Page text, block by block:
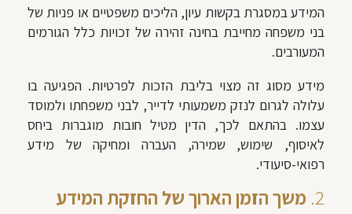
המידע במסגרת בקשות עיון, הליכים משפטיים או פניות של
בני משפחה מחייבת בחינה זהירה של זכויות כלל הגורמים
המעורבים.
מידע מסוג זה מצוי בליבת הזכות לפרטיות. הפגיעה בו
עלולה לגרום לנזק משמעותי לדייר, לבני משפחתו ולמוסד
עצמו. בהתאם לכך, הדין מטיל חובות מוגברות ביחס
לאיסוף, שימוש, שמירה, העברה ומחיקה של מידע
רפואי-סיעודי.
2. משך הזמן הארוך של החזקת המידע